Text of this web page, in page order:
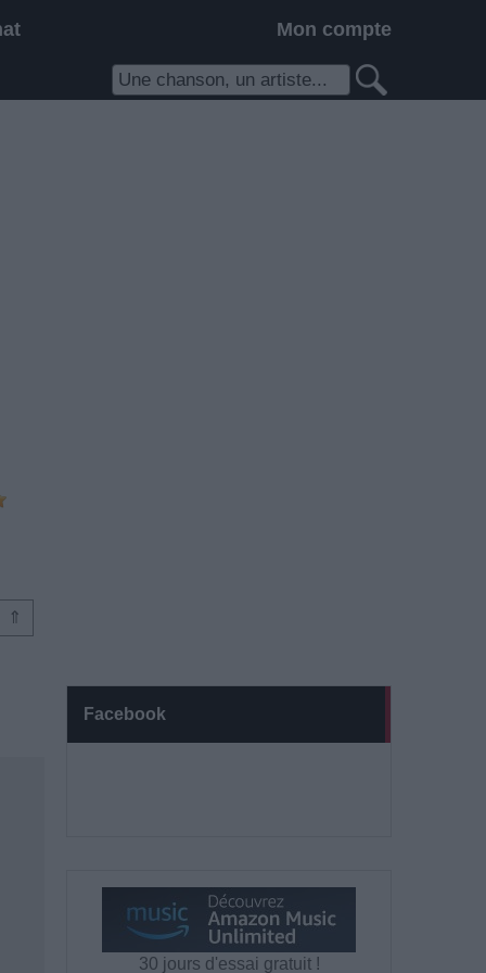
Mon compte
Facebook
30 jours d'essai gratuit !
⇑